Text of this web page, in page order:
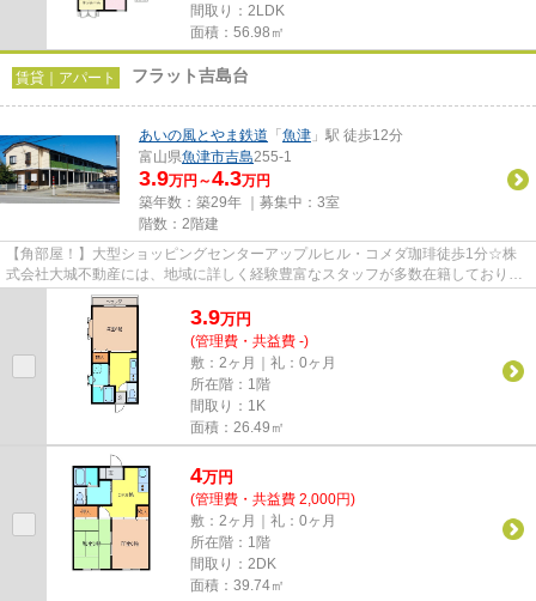
間取り：2LDK
面積：56.98㎡
賃貸｜アパート フラット吉島台
あいの風とやま鉄道 「 魚津 」駅 徒歩12分
富山県魚津市吉島255-1
3.9万円～4.3万円
築年数：築29年 ｜募集中： 3室
階数：2階建
【角部屋！】大型ショッピングセンターアップルヒル・コメダ珈琲徒歩1分☆株
式会社大城不動産には、地域に詳しく経験豊富なスタッフが多数在籍しておりま
す☆まずはご連絡ください☆
3.9万円
(管理費・共益費 -)
敷：2ヶ月｜礼：0ヶ月
所在階：1階
間取り：1K
面積：26.49㎡
4万円
(管理費・共益費 2,000円)
敷：2ヶ月｜礼：0ヶ月
所在階：1階
間取り：2DK
面積：39.74㎡